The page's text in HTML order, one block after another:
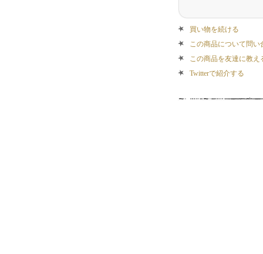
買い物を続ける
この商品について問い
この商品を友達に教え
Twitterで紹介する